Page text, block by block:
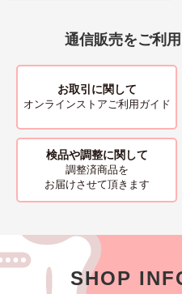
通信販売をご利
お取引に関して
オンラインストアご利用ガイド
検品や調整に関して
調整済商品を
お届けさせて頂きます
SHOP